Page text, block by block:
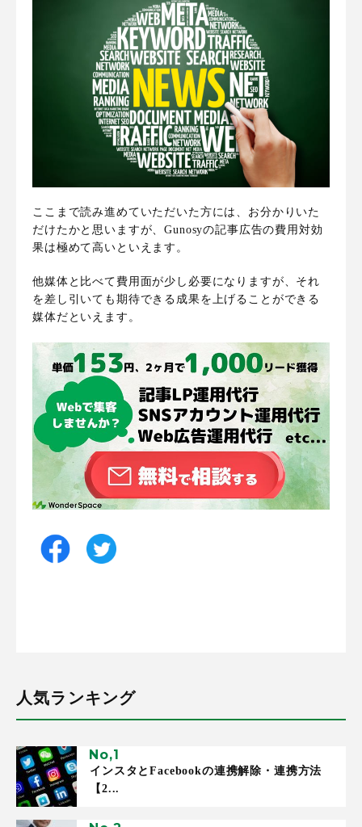
ここまで読み進めていただいた方には、お分かりいた
だけたかと思いますが、Gunosyの記事広告の費用対効
果は極めて高い といえます。
他媒体と比べて費用面が少し必要になりますが、それ
を差し引いても 期待できる成果を上げることができる
媒体だといえます。
人気ランキング
インスタとFacebookの連携解除・連携方法
【2...